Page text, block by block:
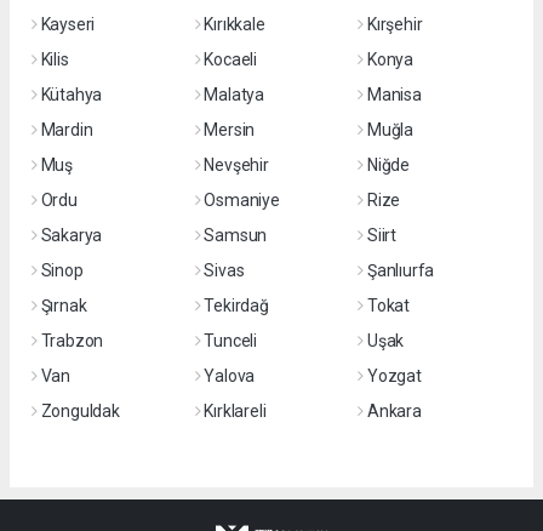
Kayseri
Kırıkkale
Kırşehir
Kilis
Kocaeli
Konya
Kütahya
Malatya
Manisa
Mardin
Mersin
Muğla
Muş
Nevşehir
Niğde
Ordu
Osmaniye
Rize
Sakarya
Samsun
Siirt
Sinop
Sivas
Şanlıurfa
Şırnak
Tekirdağ
Tokat
Trabzon
Tunceli
Uşak
Van
Yalova
Yozgat
Zonguldak
Kırklareli Ankara